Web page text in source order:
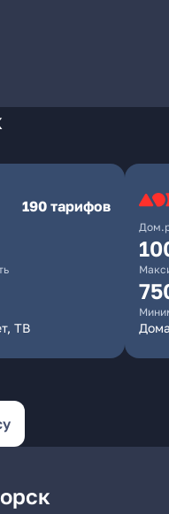
190 тарифов
ТВ